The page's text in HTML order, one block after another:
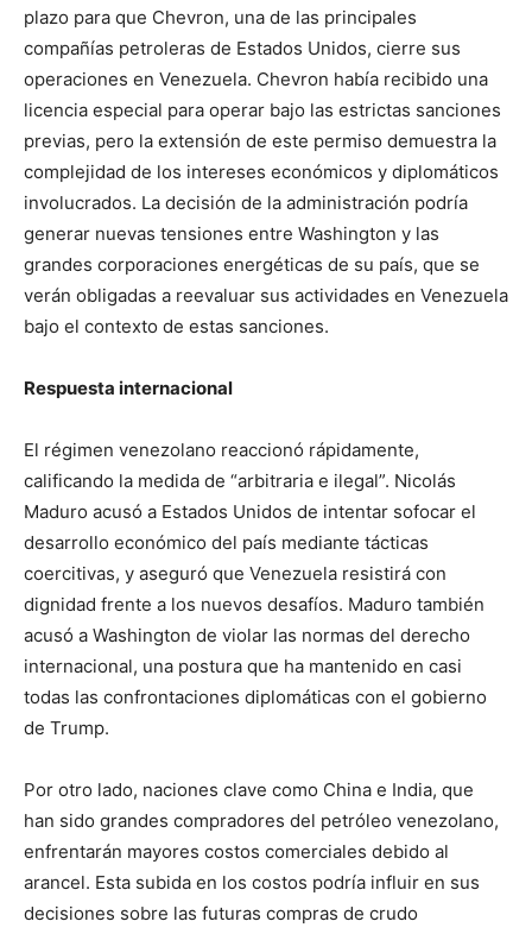
plazo para que Chevron, una de las principales
compañías petroleras de Estados Unidos, cierre sus
operaciones en Venezuela. Chevron había recibido una
licencia especial para operar bajo las estrictas sanciones
previas, pero la extensión de este permiso demuestra la
complejidad de los intereses económicos y diplomáticos
involucrados. La decisión de la administración podría
generar nuevas tensiones entre Washington y las
grandes corporaciones energéticas de su país, que se
verán obligadas a reevaluar sus actividades en Venezuela
bajo el contexto de estas sanciones.
Respuesta internacional
El régimen venezolano reaccionó rápidamente,
calificando la medida de “arbitraria e ilegal”. Nicolás
Maduro acusó a Estados Unidos de intentar sofocar el
desarrollo económico del país mediante tácticas
coercitivas, y aseguró que Venezuela resistirá con
dignidad frente a los nuevos desafíos. Maduro también
acusó a Washington de violar las normas del derecho
internacional, una postura que ha mantenido en casi
todas las confrontaciones diplomáticas con el gobierno
de Trump.
Por otro lado, naciones clave como China e India, que
han sido grandes compradores del petróleo venezolano,
enfrentarán mayores costos comerciales debido al
arancel. Esta subida en los costos podría influir en sus
decisiones sobre las futuras compras de crudo